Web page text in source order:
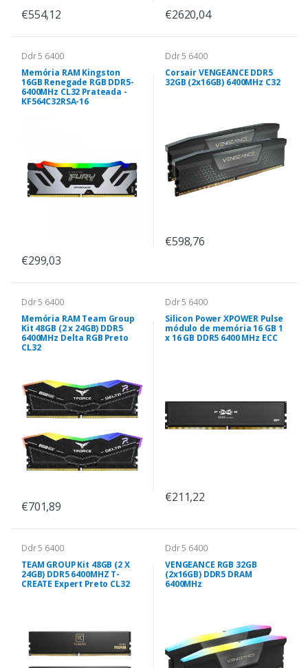
€554,12 €2620,04
Ddr 5 6400
Memória RAM Kingston
16GB Renegade RGB DDR5-
6400MHz CL32 Prateada -
KF564C32RSA-16
€299,03
Ddr 5 6400
Corsair VENGEANCE DDR5
32GB (2x16GB) 6400MHz C32
€598,76
Ddr 5 6400
Memória RAM Team Group
Kit 48GB (2 x 24GB) DDR5
6400MHz Delta RGB Preto
CL32
€701,89
Ddr 5 6400
Silicon Power XPOWER Pulse
módulo de memória 16 GB 1
x 16 GB DDR5 6400 MHz ECC
€211,22
Ddr 5 6400
TEAM GROUP Kit 48GB (2 X
24GB) DDR5 6400MHZ T-
CREATE Expert Preto CL32
Ddr 5 6400
VENGEANCE RGB 32GB
(2x16GB) DDR5 DRAM
6400MHz